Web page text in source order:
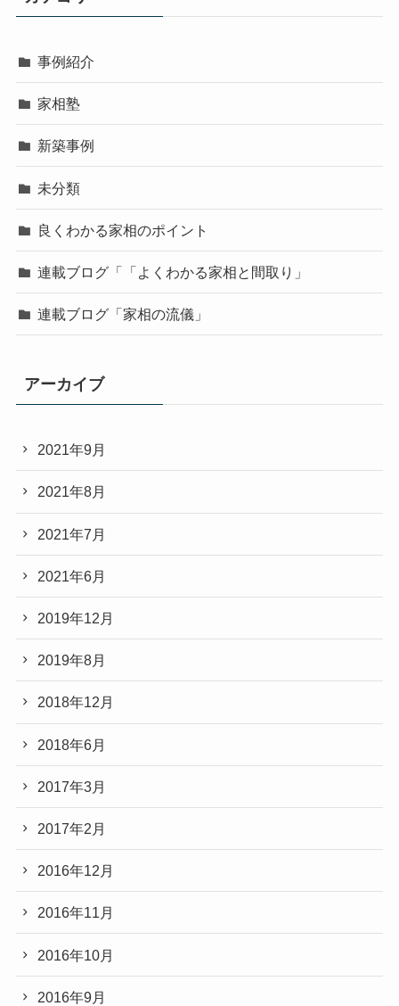
事例紹介
家相塾
新築事例
未分類
良くわかる家相のポイント
連載ブログ「「よくわかる家相と間取り」
連載ブログ「家相の流儀」
アーカイブ
2021年9月
2021年8月
2021年7月
2021年6月
2019年12月
2019年8月
2018年12月
2018年6月
2017年3月
2017年2月
2016年12月
2016年11月
2016年10月
2016年9月